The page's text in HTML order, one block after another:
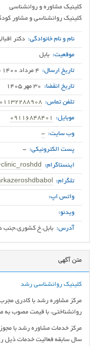
کلینیک روانشناسی و مشاور
نام و نام خانوادگی: دکتر
موقعیت: بابل
تاریخ ارسال: 4 مرداد 1400 ساعت 12:51
تاریخ انقضا: 30 مهر 1405
تلفن تماس: 01132288908
موبایل: 09116848401
وب سایت: -
پست الکترونیکی: -
اینستاگرام:
تلگرام:
واتس اپ:
ویدئو:
آدرس: بابل.خ کشوری،جنب
متن آگهی
کلینیک روانشناسی رشد
مرکز مشاوره رشد با کادری مجرب
روانشناختی، با قیمت مصوب به
سال سابقه فعالیت خدمات ذیل